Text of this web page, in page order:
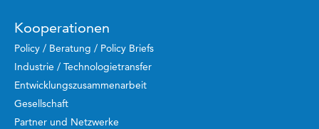
Kooperationen
Policy / Beratung / Policy Briefs
Industrie / Technologietransfer
Entwicklungszusammenarbeit
Gesellschaft
Partner und Netzwerke